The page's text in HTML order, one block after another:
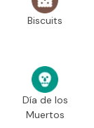
Biscuits
Día de los
Muertos